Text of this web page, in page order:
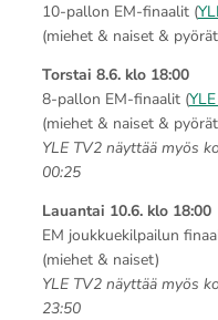
10-pallon EM-finaalit (
(miehet & naiset &
Torstai 8.6. klo 18:00
8-pallon EM-finaalit (
(miehet & naiset &
YLE TV2 näyttää myös
00:25
Lauantai 10.6. klo 18:00
EM joukkuekilpailun
(miehet & naiset)
YLE TV2 näyttää myös
23:50